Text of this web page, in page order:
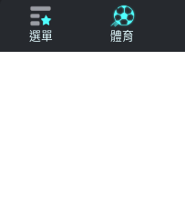
加入好友